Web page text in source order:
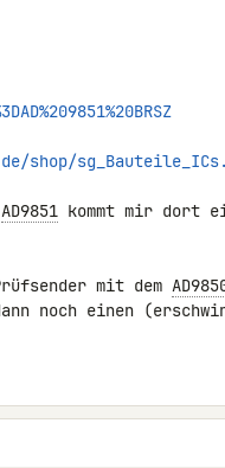
shop/
AD9851 kommt mir dort
mit dem
noch einen